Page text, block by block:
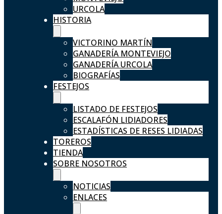
URCOLA
HISTORIA
VICTORINO MARTÍN
GANADERÍA MONTEVIEJO
GANADERÍA URCOLA
BIOGRAFÍAS
FESTEJOS
LISTADO DE FESTEJOS
ESCALAFÓN LIDIADORES
ESTADÍSTICAS DE RESES LIDIADAS
TOREROS
TIENDA
SOBRE NOSOTROS
NOTICIAS
ENLACES